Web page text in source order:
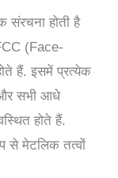
होती है
(Face-
हैं. इसमें प्रत्येक
और सभी आधे
होते हैं.
से मेटलिक तत्वों